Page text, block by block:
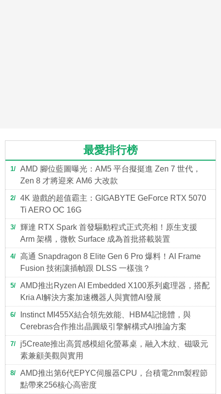
最愛排行榜
1
AMD 腳位藍圖曝光：AM5 平台擬挺進 Zen 7 世代，
Zen 8 才將迎來 AM6 大改款
2
4K 遊戲的超值霸主：GIGABYTE GeForce RTX 5070
Ti AERO OC 16G
3
輝達 RTX Spark 首發驅動程式正式亮相！原生支援
Arm 架構，微軟 Surface 成為首批搭載裝置
4
高通 Snapdragon 8 Elite Gen 6 Pro 爆料！AI Frame
Fusion 技術讓插幀跟 DLSS 一樣強？
5
AMD推出Ryzen AI Embedded X100系列處理器，搭配
Kria AI解決方案加速機器人與實體AI發展
6
Instinct MI455X結合領先效能、HBM4記憶體，與
Cerebras合作推出晶圓級引擎解構式AI推論方案
7
j5Create推出高質感模組化螢幕桌，融入木紋、磁吸元
素兼顧美觀與實用
8
AMD推出第6代EPYC伺服器CPU，台積電2nm製程節
點帶來256核心高密度